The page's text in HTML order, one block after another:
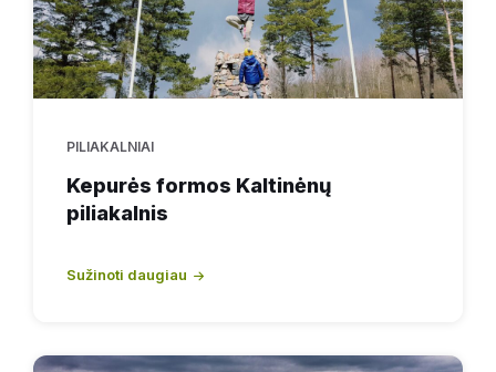
PILIAKALNIAI
Kepurės formos Kaltinėnų
piliakalnis
Sužinoti daugiau